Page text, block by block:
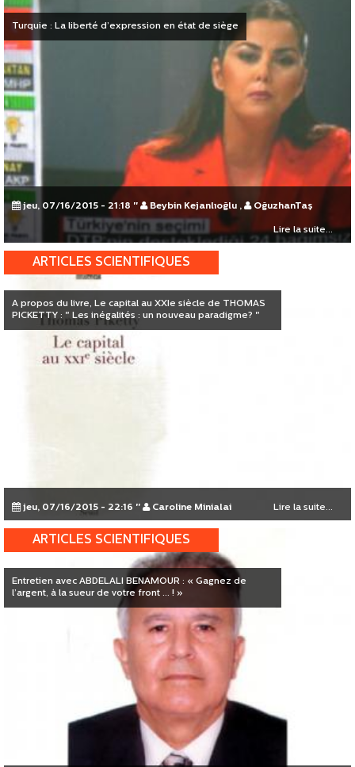
Turquie : La liberté d’expression en état de siège
jeu, 07/16/2015 - 21:18 " Beybin Kejanlıoğlu , OğuzhanTaş
Lire la suite...
A propos du livre, Le capital au XXIe siècle de THOMAS
PICKETTY : " Les inégalités : un nouveau paradigme? "
ARTICLES SCIENTIFIQUES
jeu, 07/16/2015 - 22:16 " Caroline Minialai Lire la suite...
Entretien avec ABDELALI BENAMOUR : « Gagnez de
l’argent, à la sueur de votre front ... ! »
ARTICLES SCIENTIFIQUES